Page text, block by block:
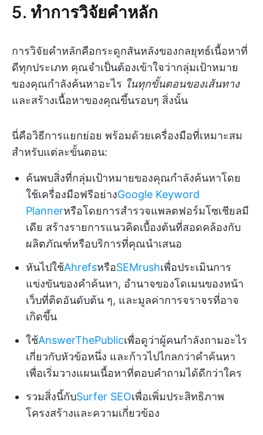
5. ทำการวิจัยคำหลัก
การวิจัยคำหลักคือกระดูกสันหลังของกลยุทธ์เนื้อหาที่
ดีทุกประเภท คุณจำเป็นต้องเข้าใจว่ากลุ่มเป้าหมาย
ของคุณกำลังค้นหาอะไร ในทุกขั้นตอนของเส้นทาง
และสร้างเนื้อหาของคุณขึ้นรอบๆ สิ่งนั้น
นี่คือวิธีการแยกย่อย พร้อมด้วยเครื่องมือที่เหมาะสม
สำหรับแต่ละขั้นตอน:
ค้นพบสิ่งที่กลุ่มเป้าหมายของคุณกำลังค้นหาโดย
ใช้เครื่องมือฟรีอย่างGoogle Keyword
Plannerหรือโดยการสำรวจแพลตฟอร์มโซเชียลมี
เดีย สร้างรายการแนวคิดเบื้องต้นที่สอดคล้องกับ
ผลิตภัณฑ์หรือบริการที่คุณนำเสนอ
หันไปใช้AhrefsหรือSEMrushเพื่อประเมินการ
แข่งขันของคำค้นหา, อำนาจของโดเมนของหน้า
เว็บที่ติดอันดับต้น ๆ, และมูลค่าการจราจรที่อาจ
เกิดขึ้น
ใช้AnswerThePublicเพื่อดูว่าผู้คนกำลังถามอะไร
เกี่ยวกับหัวข้อหนึ่ง และก้าวไปไกลกว่าคำค้นหา
เพื่อเริ่มวางแผนเนื้อหาที่ตอบคำถามได้ดีกว่าใคร
รวมสิ่งนี้กับSurfer SEOเพื่อเพิ่มประสิทธิภาพ
โครงสร้างและความเกี่ยวข้อง